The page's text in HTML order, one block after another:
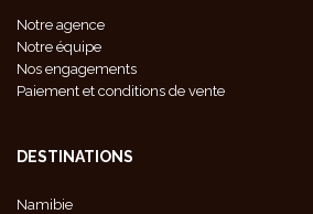
Notre agence
Notre équipe
Nos engagements
Paiement et conditions de vente
DESTINATIONS
Namibie